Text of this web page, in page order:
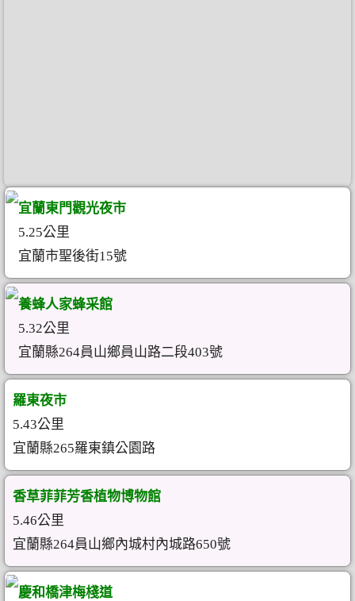
宜蘭東門觀光夜市
5.25公里
宜蘭市聖後街15號
養蜂人家蜂采館
5.32公里
宜蘭縣264員山鄉員山路二段403號
羅東夜市
5.43公里
宜蘭縣265羅東鎮公園路
香草菲菲芳香植物博物館
5.46公里
宜蘭縣264員山鄉內城村內城路650號
慶和橋津梅棧道